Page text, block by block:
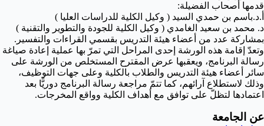
قدمها أصحاب الفضيلة:
أ.د.باسم بن حمدي السيد ( وكيل الكلية للدراسات العليا )
د. محمد بن سعيد الغامدي ( وكيل الكلية للجودة والتطوير والتقنية )
بمشاركة عدد من أعضاء هيئة التدريس بقسمي القراءات والتفسير.
وتعدّ إقامة هذه الورشة إحدى المراحل التي تمرّ بها عملية إعادة صياغة
رسالة البرنامج، ويعقبها عرض المقترح المستخلص من الورشة على
سائر أعضاء هيئة التدريس والطلاب بالكلية وعلى جهات التوظيف،
وذلك لاستطلاع آرائهم، كما تتمّ مراجعة رسالة البرنامج دوريًّا بعد
اعتمادها لتظلّ على توافق مع أهداف الكلية وواقع المخرجات.
عن الجامعة